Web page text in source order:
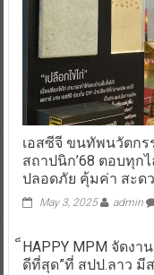
เอสซีจี ขนทัพนวัตก
สถาปนิก’68 ตอบทุก
ปลอดภัย คุ้มค่า สะด
May 3, 2025 admin
HAPPY MPM จัดงา
ดีที่สุด”ที่ สปป.ลาว มี